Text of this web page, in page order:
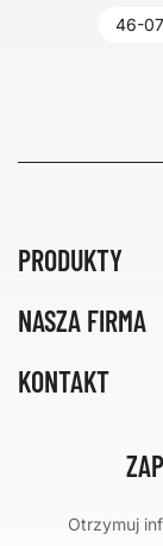
46-
PRODUKTY
NASZA FIRMA
KONTAKT
Otrzymuj